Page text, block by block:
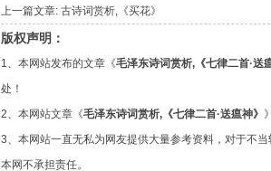
上一篇文章: 古诗词赏析,《买花》
版权声明：
1、本网站发布的文章《毛泽东诗词赏析,《七律二首·送
处！
2、本网站文章《毛泽东诗词赏析,《七律二首·送瘟神》
3、本网站一直无私为网友提供大量参考资料，对于不
本网不承担责任。